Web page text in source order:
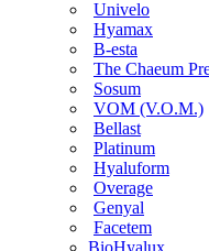
Univelo
Hyamax
B-esta
The Chaeum
Sosum
VOM (V.O.M.)
Bellast
Platinum
Hyaluform
Overage
Genyal
Facetem
BioHyalux